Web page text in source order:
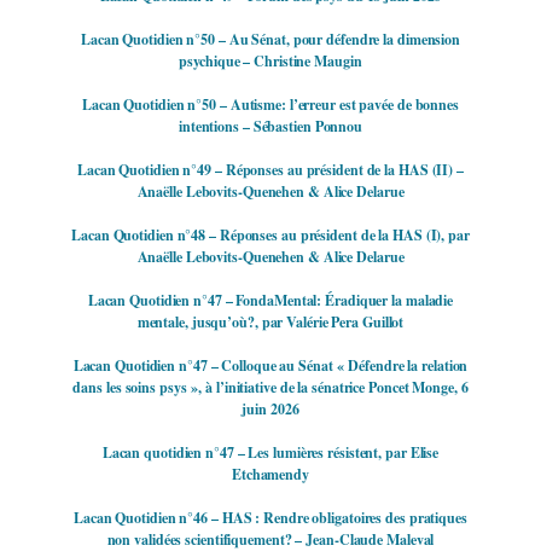
Lacan Quotidien n°50 – Au Sénat, pour défendre la dimension
psychique – Christine Maugin
Lacan Quotidien n°50 – Autisme: l’erreur est pavée de bonnes
intentions – Sébastien Ponnou
Lacan Quotidien n°49 – Réponses au président de la HAS (II) –
Anaëlle Lebovits-Quenehen & Alice Delarue
Lacan Quotidien n°48 – Réponses au président de la HAS (I), par
Anaëlle Lebovits-Quenehen & Alice Delarue
Lacan Quotidien n°47 – FondaMental: Éradiquer la maladie
mentale, jusqu’où?, par Valérie Pera Guillot
Lacan Quotidien n°47 – Colloque au Sénat « Défendre la relation
dans les soins psys », à l’initiative de la sénatrice Poncet Monge, 6
juin 2026
Lacan quotidien n°47 – Les lumières résistent, par Elise
Etchamendy
Lacan Quotidien n°46 – HAS : Rendre obligatoires des pratiques
non validées scientifiquement? – Jean-Claude Maleval